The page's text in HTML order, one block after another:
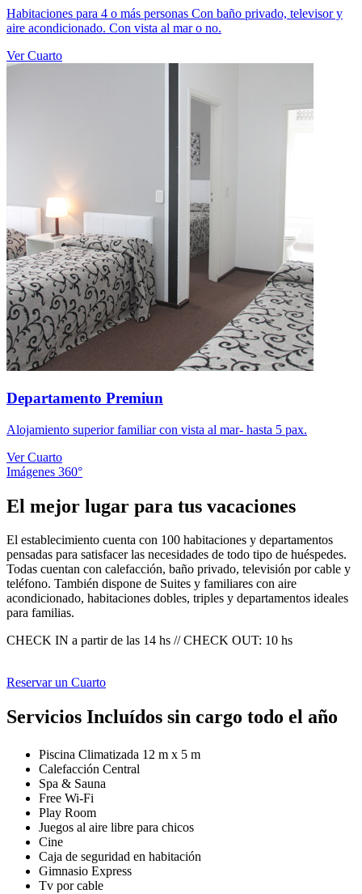
Habitaciones para 4 o más personas Con baño privado, televisor y
aire acondicionado. Con vista al mar o no.
Ver Cuarto
Departamento Premiun
Alojamiento superior familiar con vista al mar- hasta 5 pax.
Ver Cuarto
Imágenes 360°
El mejor lugar para tus vacaciones
El establecimiento cuenta con 100 habitaciones y departamentos
pensadas para satisfacer las necesidades de todo tipo de huéspedes.
Todas cuentan con calefacción, baño privado, televisión por cable y
teléfono. También dispone de Suites y familiares con aire
acondicionado, habitaciones dobles, triples y departamentos ideales
para familias.
CHECK IN a partir de las 14 hs // CHECK OUT: 10 hs
Reservar un Cuarto
Servicios Incluídos sin cargo todo el año
Piscina Climatizada 12 m x 5 m
Calefacción Central
Spa & Sauna
Free Wi-Fi
Play Room
Juegos al aire libre para chicos
Cine
Caja de seguridad en habitación
Gimnasio Express
Tv por cable